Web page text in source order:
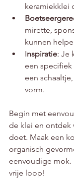
keramiekklei
mirette,
kunnen
Inspiratie: Je
een specifiek
een
vorm.
Begin met
de klei en ontdek
doet. Maak een
organisch
eenvoudige mok.
vrije loop!